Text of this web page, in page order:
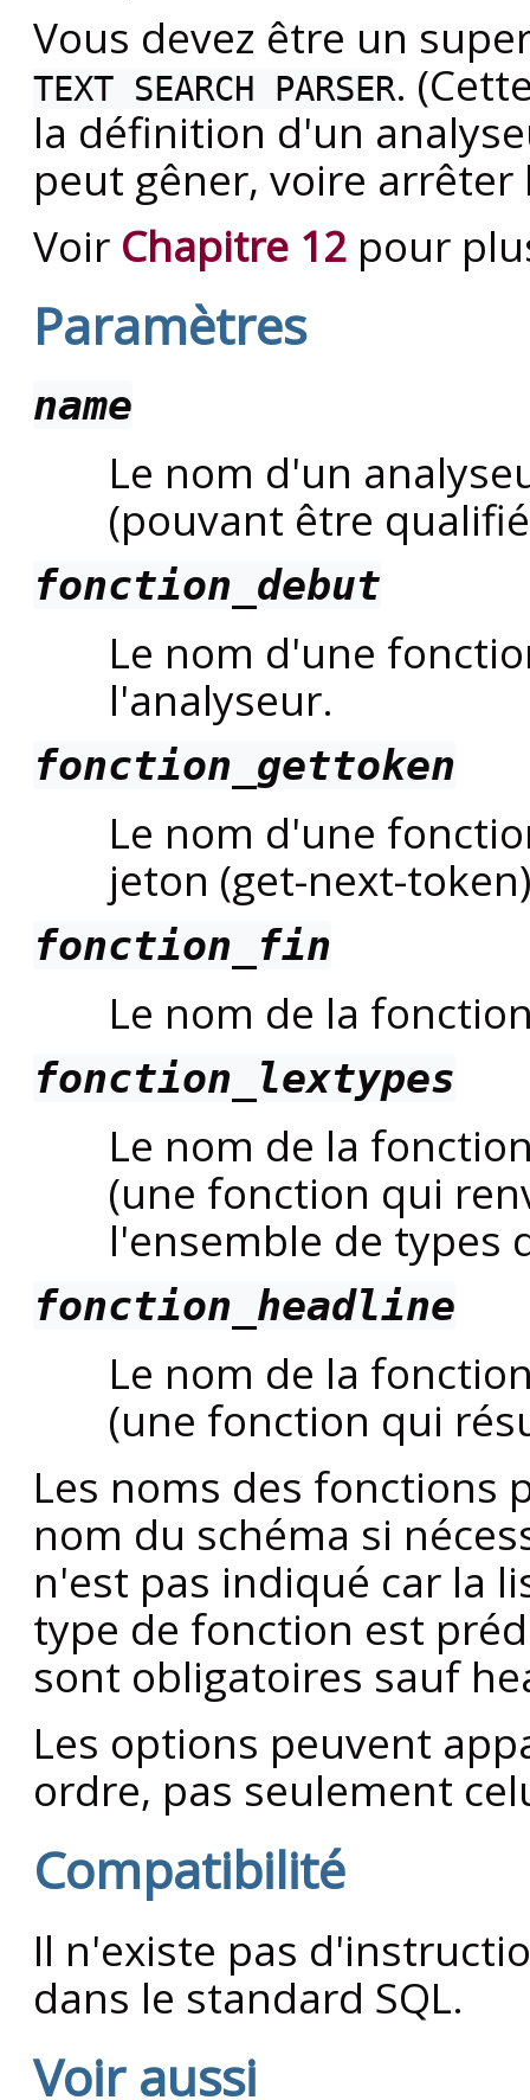
Vous devez être un
TEXT SEARCH PARSER.
la définition d'un
peut gêner, voire
Voir Chapitre 12 pour
Paramètres
name
Le nom d'un
(pouvant être
fonction_debut
Le nom d'une
l'analyseur.
fonction_gettoken
Le nom d'une
jeton (get-next-
fonction_fin
Le nom de la
fonction_lextypes
Le nom de la
(une fonction qui
l'ensemble de types
fonction_headline
Le nom de la
(une fonction qui
Les noms des fonctions
nom du schéma si
n'est pas indiqué car la
type de fonction est
sont obligatoires sauf
Les options peuvent
ordre, pas seulement
Compatibilité
Il n'existe pas
dans le standard SQL.
Voir aussi